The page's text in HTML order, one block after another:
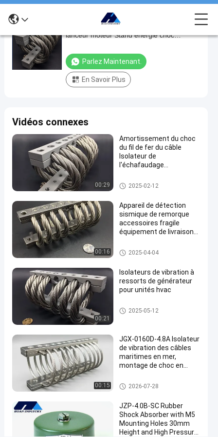
L'aluminium
de
défense
moteur
Stand
énergie
choc
Vibration
isolation
JGX-
1276D-
233B
isolateur
de
câble
Isolateurs à
câbles
hélicoïdaux
2025-
05-19
24
de vue
Parlez
Isolateurs
à câbles
à six
bobines
#
de câbles
de fil de
L'aluminium de la défense blindée voitures
lanceur moteur Stand énergie choc
isolateur de câble
Parlez Maintenant.
En Savoir Plus
Vidéos connexes
00:29
Amortissement du choc
du fil de fer du câble
Isolateur de
l'échafaudage
l'échafaudage Sensor
sismique
Isolateurs à câbles hélicoïdau
x
2025-02-12
00:16
Appareil de détection
sismique de remorque
accessoires fragile
équipement de livraison
vibration JGX-0648D-68A
Isol hélicoïdal
Isolateurs à câbles hélicoïdau
x
2025-04-04
00:21
Isolateurs de vibration à
ressorts de générateur
pour unités hvac
Isolateurs à câbles hélicoïdau
x
2025-05-12
00:15
JGX-0160D-4.8A Isolateur
de vibration des câbles
maritimes en mer,
montage de choc en
maintenance
Amortisseur de vibration de câ
ble métallique
2026-07-28
JZP-4.0B-SC Rubber
Shock Absorber with M5
Mounting Holes 30mm
Height and High Pressure